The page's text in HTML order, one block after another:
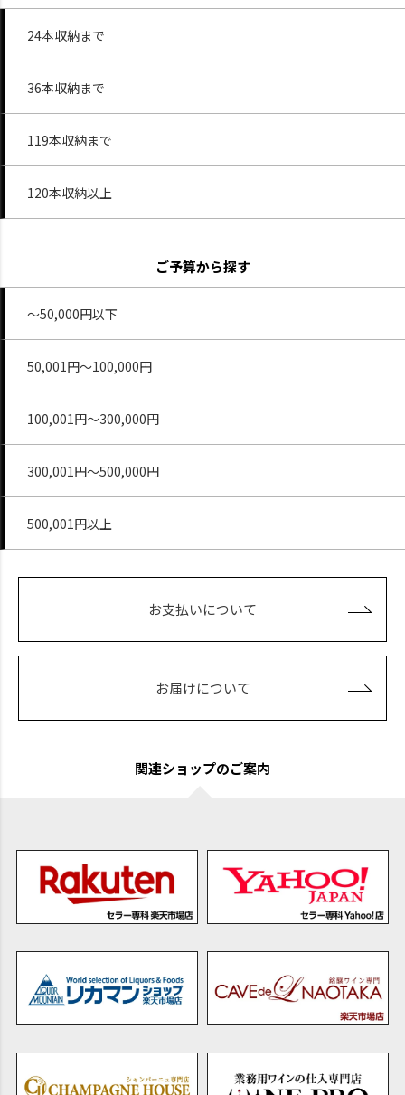
24本収納まで
36本収納まで
119本収納まで
120本収納以上
ご予算から探す
～50,000円以下
50,001円～100,000円
100,001円～300,000円
300,001円～500,000円
500,001円以上
お支払いについて
お届けについて
関連ショップのご案内